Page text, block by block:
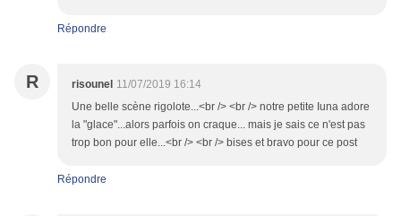
Répondre
R risounel 11/07/2019 16:14
Une belle scène rigolote...<br /> <br /> notre petite Iuna adore
la "glace"...alors parfois on craque... mais je sais ce n'est pas
trop bon pour elle...<br /> <br /> bises et bravo pour ce post
Répondre